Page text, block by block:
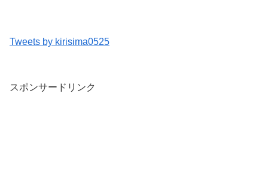
Tweets by kirisima0525
スポンサードリンク